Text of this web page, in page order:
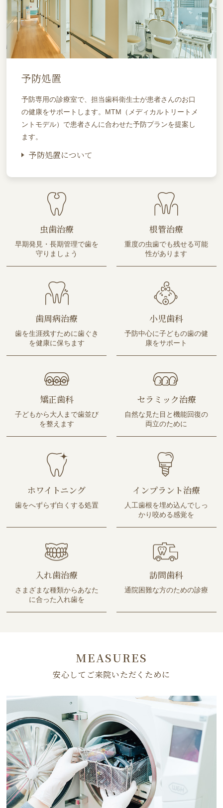
予防処置
予防専用の診療室で、担当歯科衛生士が患者さんのお口
の健康をサポートします。MTM（メディカルトリートメ
ントモデル）で患者さんに合わせた予防プランを提案し
ます。
予防処置について
虫歯治療
早期発見・長期管理で歯を
守りましょう
根管治療
重度の虫歯でも残せる可能
性があります
歯周病治療
歯を生涯残すために歯ぐき
を健康に保ちます
小児歯科
予防中心に子どもの歯の健
康をサポート
矯正歯科
子どもから大人まで歯並び
を整えます
セラミック治療
自然な見た目と機能回復の
両立のために
ホワイトニング
歯をへずらず白くする処置
インプラント治療
人工歯根を埋め込んでしっ
かり咬める感覚を
入れ歯治療
さまざまな種類からあなた
に合った入れ歯を
訪問歯科
通院困難な方のための診療
MEASURES
安心してご来院いただくために